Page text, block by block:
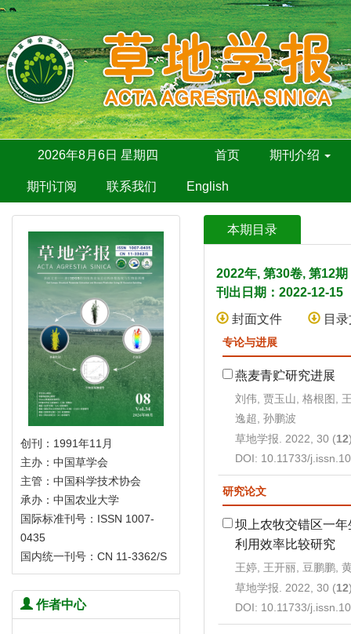
2026年8月6日 星期四 首页 期刊介绍
期刊订阅 联系我们 English
本期目录
2022年, 第30卷, 第12
刊出日期：2022-12-15
封面文件
目
专论与进展
燕麦青贮研究进展
刘伟, 贾玉山, 格根图,
逸超, 孙鹏波
草地学报. 2022, 30 (12
DOI: 10.11733/
研究论文
坝上农牧交错区一
利用效率比较研究
王婷, 王开丽, 豆鹏鹏,
草地学报. 2022, 30 (12
DOI: 10.11733/
创刊：1991年11月
主办：中国草学会
主管：中国科学技术协会
承办：中国农业大学
国际标准刊号：ISSN 1007-
0435
国内统一刊号：CN 11-3362/S
作者中心